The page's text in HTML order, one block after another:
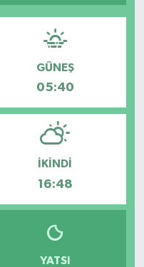
GÜNEŞ
05:40
İKINDI
16:48
YATSI